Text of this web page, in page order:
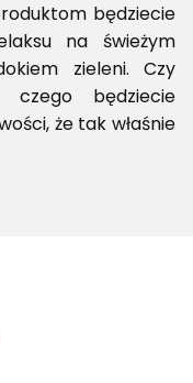
będziecie
na świeżym
zieleni. Czy
czego będziecie
że tak właśnie
produkty